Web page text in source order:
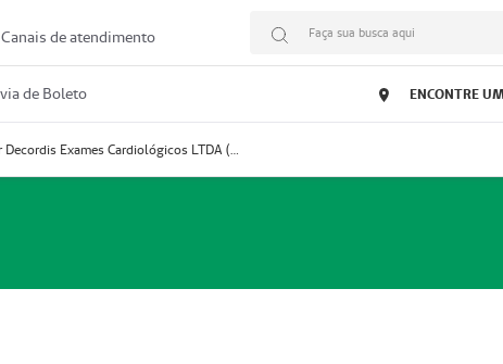
Canais de atendimento Faça sua busca aqui
de Boleto ENCONTRE
Prestador Decordis Exames Cardiológicos LTDA (51004346-0)